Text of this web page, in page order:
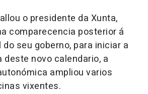
o presidente da Xunta,
comparecencia posterior á
seu goberno, para iniciar a
novo calendario, a
ampliou varios
vixentes.